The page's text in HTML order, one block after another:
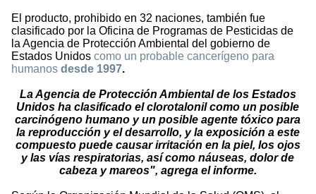
El producto, prohibido en 32 naciones, también fue
clasificado por la Oficina de Programas de Pesticidas de
la Agencia de Protección Ambiental del gobierno de
Estados Unidos como un probable cancerígeno para
humanos desde 1997.
La Agencia de Protección Ambiental de los Estados
Unidos ha clasificado el clorotalonil como un posible
carcinógeno humano y un posible agente tóxico para
la reproducción y el desarrollo, y la exposición a este
compuesto puede causar irritación en la piel, los ojos
y las vías respiratorias, así como náuseas, dolor de
cabeza y mareos", agrega el informe.